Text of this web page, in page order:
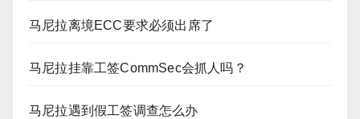
马尼拉离境ECC要求必须出席了
马尼拉挂靠工签CommSec会抓人吗？
马尼拉遇到假工签调查怎么办